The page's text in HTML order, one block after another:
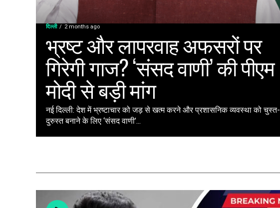
दिल्ली 2 months ago
भ्रष्ट और लापरवाह अफसरों पर
गिरेगी गाज? ‘संसद वाणी’ की पीएम
मोदी से बड़ी मांग
नई दिल्ली: देश में भ्रष्टाचार को जड़ से खत्म करने और प्रशासनिक व्यवस्था को चुस्त-
दुरुस्त बनाने के लिए ‘संसद वाणी’...